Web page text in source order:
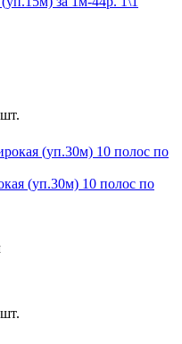
шт.
(уп.30м) 10 полос по
шт.